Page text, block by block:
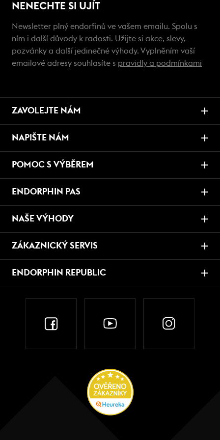
NENECHTE SI UJÍT
Newsletter plný endorfinů ve vašem emailu. Spolu s
ním i další důvody k radosti. Užijte si akce, slevy,
pozvánky a další jedinečné výhody. Vyplněním vaší
emailové adresy souhlasíte s pravidly a podmínkami
ZAVOLEJTE NÁM
NAPIŠTE NÁM
POMOC S VÝBĚREM
ENDORPHIN PAS
NAŠE VÝHODY
ZÁKAZNICKÝ SERVIS
ENDORPHIN REPUBLIC